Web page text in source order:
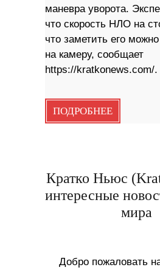
маневра уворота.
что скорость НЛО на
что заметить его
на камеру, сообщает
https://kratkonews.com/.
ПОДРОБНЕЕ
Кратко Ньюс
интересные
мира
Добро пожаловать